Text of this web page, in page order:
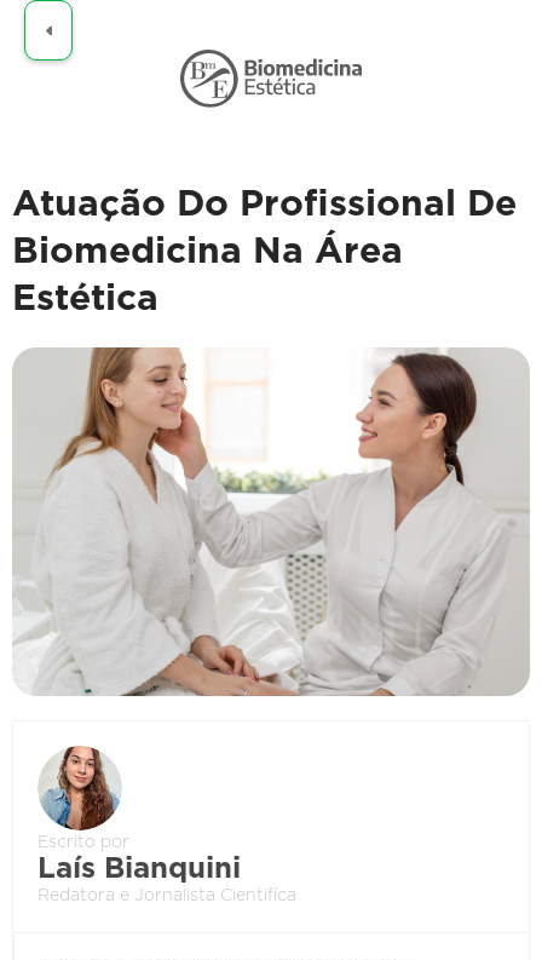
Atuação Do Profissional De
Biomedicina Na Área
Estética
Escrito por
Laís Bianquini
Redatora e Jornalista Cientifíca